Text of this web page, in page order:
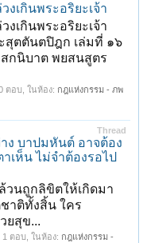
เกินพระอริยะเจ้า
เกินพระอริยะเจ้า
สุตตันตปิฎก เล่มที่ ๑๖
กนิบาต พยสนสูตร
0 ตอบ, ในห้อง: กฎแห่งกรรม - ภพ
Thread
ง บาปมหันต์ อาจต้อง
เห็น ไม่จำต้องรอไป
วนถูกลิขิตให้เกิดมา
าติทั้งสิ้น ใคร
ยสุข...
, 1 ตอบ, ในห้อง: กฎแห่งกรรม -